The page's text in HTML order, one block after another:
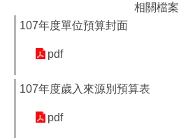
鄰
社
新
聞、
相關檔案
107年度單位預算封面
pdf
107年度歲入來源別預算表
pdf